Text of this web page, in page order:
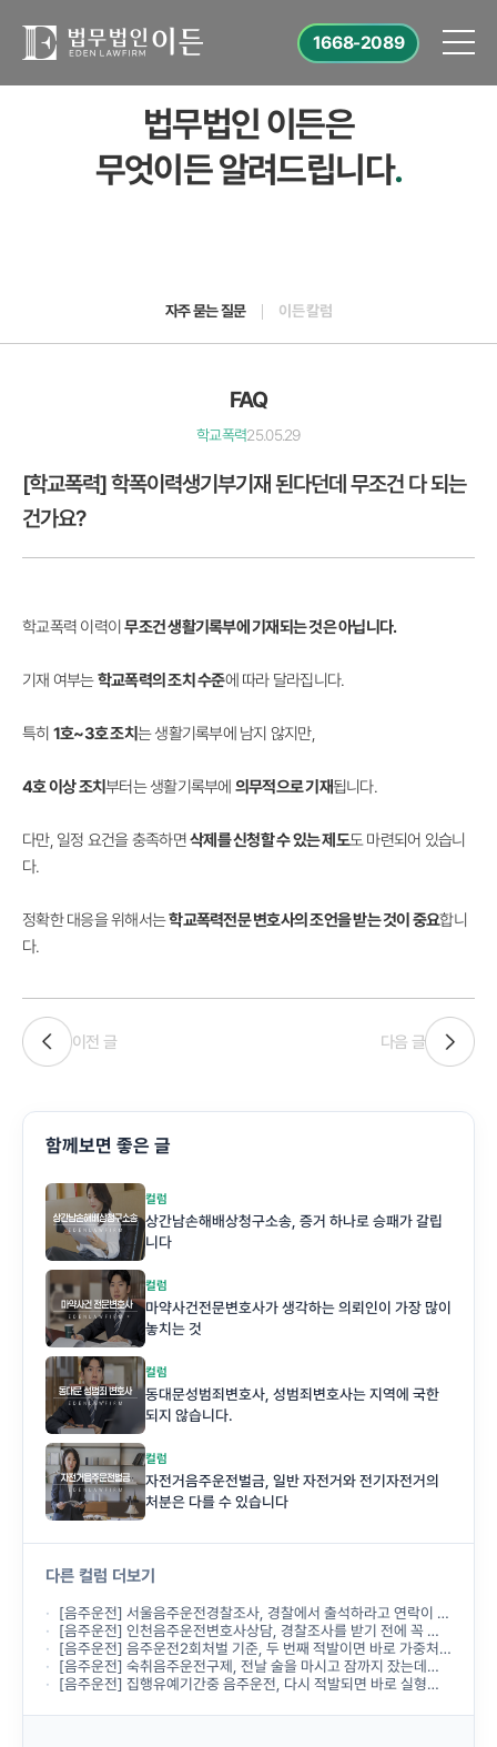
1668-2089
법무법인 이든은
무엇이든 알려드립니다.
자주 묻는 질문 이든 칼럼
FAQ
학교폭력25.05.29
[학교폭력] 학폭이력생기부기재 된다던데 무조건 다 되는
건가요?
학교폭력 이력이무조건 생활기록부에 기재되는 것은 아닙니다.
기재 여부는학교폭력의 조치 수준에 따라 달라집니다.
특히 1호~3호 조치는 생활기록부에 남지 않지만,
4호 이상 조치부터는 생활기록부에 의무적으로 기재됩니다.
다만, 일정 요건을 충족하면삭제를 신청할 수 있는 제도도 마련되어 있습니
다.
정확한 대응을 위해서는학교폭력전문 변호사의 조언을 받는 것이 중요합니
다.
이전 글 다음 글
함께보면 좋은 글
컬럼
상간남손해배상청구소송, 증거 하나로 승패가 갈립
니다
컬럼
마약사건전문변호사가 생각하는 의뢰인이 가장 많이
놓치는 것
컬럼
동대문성범죄변호사, 성범죄변호사는 지역에 국한
되지 않습니다.
컬럼
자전거음주운전벌금, 일반 자전거와 전기자전거의
처분은 다를 수 있습니다
다른 컬럼 더보기
[음주운전] 서울음주운전경찰조사, 경찰에서 출석하라고 연락이 왔는데 무엇부터 준비해야 하나요?
[음주운전] 인천음주운전변호사상담, 경찰조사를 받기 전에 꼭 받아야 하나요?
[음주운전] 음주운전2회처벌 기준, 두 번째 적발이면 바로 가중처벌되나요?
[음주운전] 숙취음주운전구제, 전날 술을 마시고 잠까지 잤는데도 음주운전으로 처벌되나요?
[음주운전] 집행유예기간중 음주운전, 다시 적발되면 바로 실형이 선고되나요?